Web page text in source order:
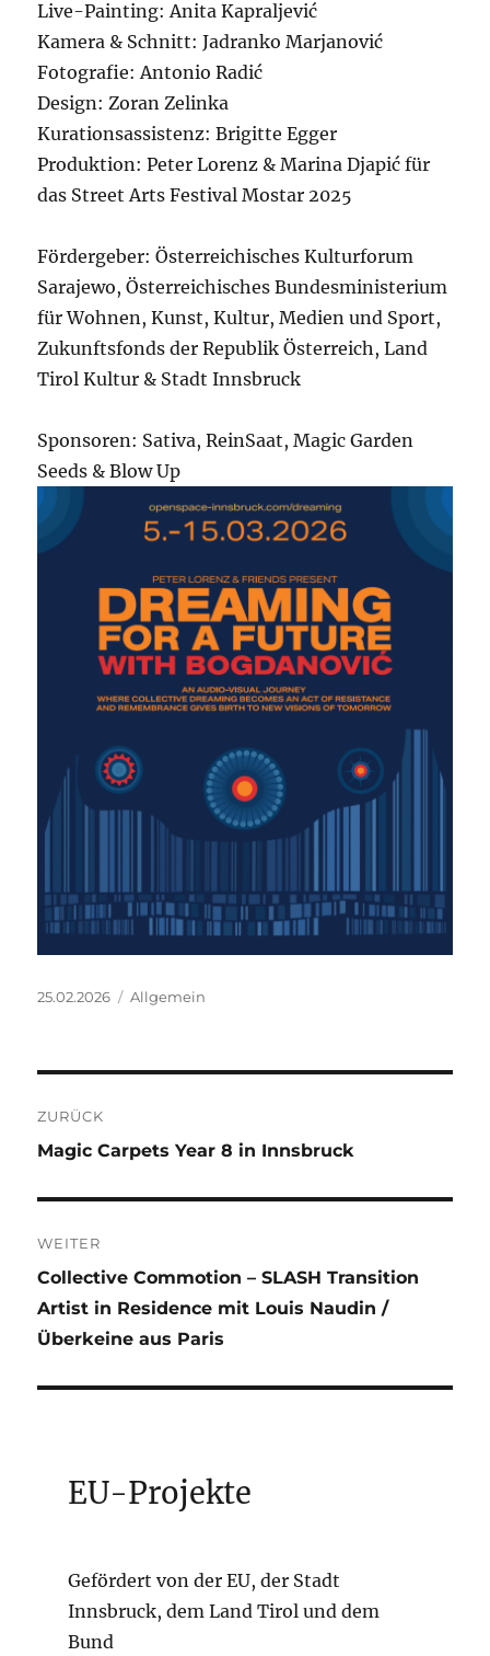
Live-Painting: Anita Kapraljević
Kamera & Schnitt: Jadranko Marjanović
Fotografie: Antonio Radić
Design: Zoran Zelinka
Kurationsassistenz: Brigitte Egger
Produktion: Peter Lorenz & Marina Djapić für
das Street Arts Festival Mostar 2025
Fördergeber: Österreichisches Kulturforum
Sarajewo, Österreichisches Bundesministerium
für Wohnen, Kunst, Kultur, Medien und Sport,
Zukunftsfonds der Republik Österreich, Land
Tirol Kultur & Stadt Innsbruck
Sponsoren: Sativa, ReinSaat, Magic Garden
Seeds & Blow Up
Veröffentlicht
25.02.2026 Kategorien
Allgemein
ZURÜCK
Vorheriger
Magic Carpets Year 8 in Innsbruck
WEITER
Nächster
Beitrag:
Collective Commotion – SLASH Transition
Artist in Residence mit Louis Naudin /
Überkeine aus Paris
EU-Projekte
Gefördert von der EU, der Stadt
Innsbruck, dem Land Tirol und dem
Bund